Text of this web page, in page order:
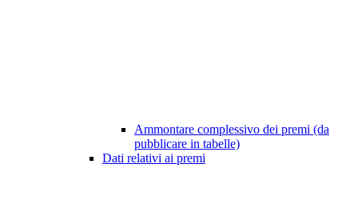
Ammontare complessivo dei premi (da
pubblicare in tabelle)
Dati relativi ai premi